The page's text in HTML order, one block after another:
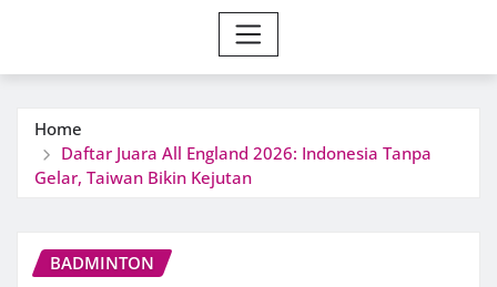
Home
Daftar Juara All England 2026: Indonesia Tanpa
Gelar, Taiwan Bikin Kejutan
BADMINTON